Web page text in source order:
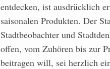
entdecken, ist ausdrücklich
saisonalen Produkten. Der
Stadtbeobachter und
offen, vom Zuhören bis zur
beitragen will, sei herzlich